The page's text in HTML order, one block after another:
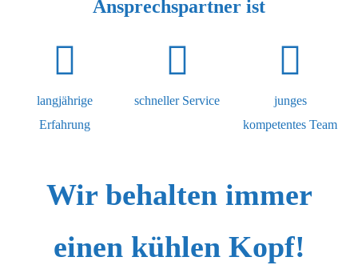
Ansprechspartner ist
langjährige
Erfahrung
schneller Service
junges
kompetentes Team
Wir behalten immer
einen kühlen Kopf!